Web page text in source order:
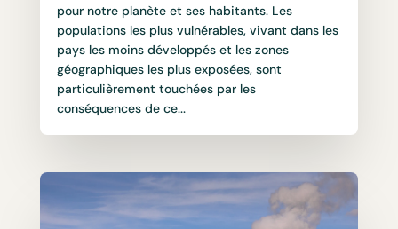
pour notre planète et ses habitants. Les
populations les plus vulnérables, vivant dans les
pays les moins développés et les zones
géographiques les plus exposées, sont
particulièrement touchées par les
conséquences de ce...